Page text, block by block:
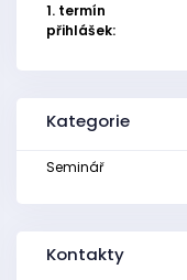
1. termín
přihlášek:
Kategorie
Seminář
Kontakty